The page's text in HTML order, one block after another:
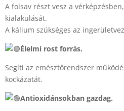
A folsav részt vesz a
kialakulását.
A kálium szükséges az
Élelmi rost forrás.
Segíti az emésztőrendszer
kockázatát.
Antioxidánsokban gazdag.